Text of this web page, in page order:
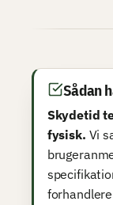
Sådan
Skydetid
fysisk. Vi